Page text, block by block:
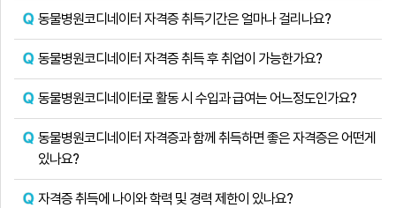
동물병원코디네이터 자격증 취득기간은 얼마나 걸리나요?
동물병원코디네이터 자격증 취득 후 취업이 가능한가요?
동물병원코디네이터로 활동 시 수입과 급여는 어느정도인가요?
동물병원코디네이터 자격증과 함께 취득하면 좋은 자격증은 어떤게
있나요?
자격증 취득에 나이와 학력 및 경력 제한이 있나요?